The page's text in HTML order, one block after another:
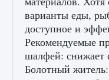
которая не
9 августа 2024
варианты еды,
доступное и
Рекомендуемые
шалфей: снижает
Болотный